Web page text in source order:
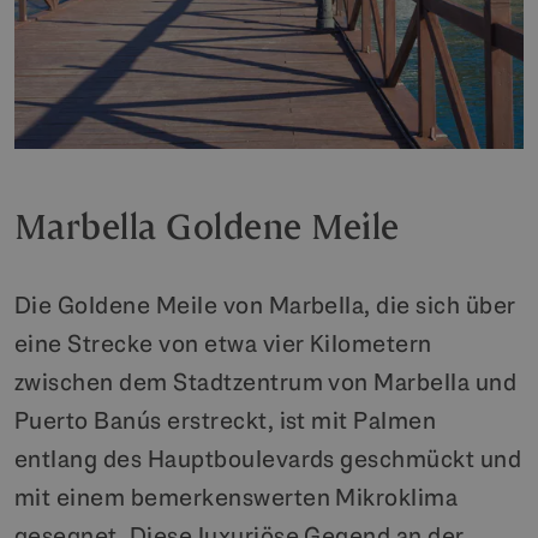
Marbella Goldene Meile
Die Goldene Meile von Marbella, die sich über
eine Strecke von etwa vier Kilometern
zwischen dem Stadtzentrum von Marbella und
Puerto Banús erstreckt, ist mit Palmen
entlang des Hauptboulevards geschmückt und
mit einem bemerkenswerten Mikroklima